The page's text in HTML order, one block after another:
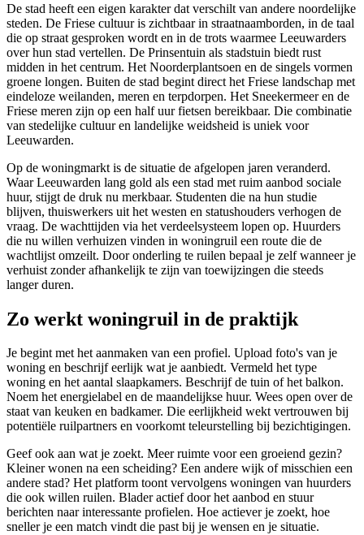
De stad heeft een eigen karakter dat verschilt van andere noordelijke
steden. De Friese cultuur is zichtbaar in straatnaamborden, in de taal
die op straat gesproken wordt en in de trots waarmee Leeuwarders
over hun stad vertellen. De Prinsentuin als stadstuin biedt rust
midden in het centrum. Het Noorderplantsoen en de singels vormen
groene longen. Buiten de stad begint direct het Friese landschap met
eindeloze weilanden, meren en terpdorpen. Het Sneekermeer en de
Friese meren zijn op een half uur fietsen bereikbaar. Die combinatie
van stedelijke cultuur en landelijke weidsheid is uniek voor
Leeuwarden.
Op de woningmarkt is de situatie de afgelopen jaren veranderd.
Waar Leeuwarden lang gold als een stad met ruim aanbod sociale
huur, stijgt de druk nu merkbaar. Studenten die na hun studie
blijven, thuiswerkers uit het westen en statushouders verhogen de
vraag. De wachttijden via het verdeelsysteem lopen op. Huurders
die nu willen verhuizen vinden in woningruil een route die de
wachtlijst omzeilt. Door onderling te ruilen bepaal je zelf wanneer je
verhuist zonder afhankelijk te zijn van toewijzingen die steeds
langer duren.
Zo werkt woningruil in de praktijk
Je begint met het aanmaken van een profiel. Upload foto's van je
woning en beschrijf eerlijk wat je aanbiedt. Vermeld het type
woning en het aantal slaapkamers. Beschrijf de tuin of het balkon.
Noem het energielabel en de maandelijkse huur. Wees open over de
staat van keuken en badkamer. Die eerlijkheid wekt vertrouwen bij
potentiële ruilpartners en voorkomt teleurstelling bij bezichtigingen.
Geef ook aan wat je zoekt. Meer ruimte voor een groeiend gezin?
Kleiner wonen na een scheiding? Een andere wijk of misschien een
andere stad? Het platform toont vervolgens woningen van huurders
die ook willen ruilen. Blader actief door het aanbod en stuur
berichten naar interessante profielen. Hoe actiever je zoekt, hoe
sneller je een match vindt die past bij je wensen en je situatie.